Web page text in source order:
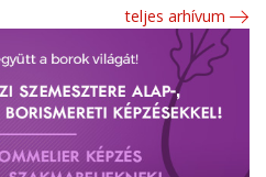
teljes arhívum